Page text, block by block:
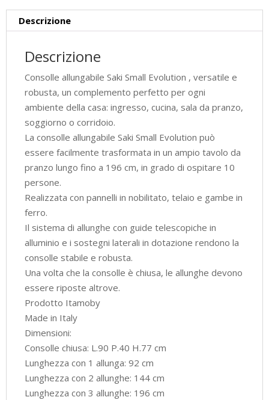
quantità
Descrizione
Descrizione
Consolle allungabile Saki Small Evolution , versatile e
robusta, un complemento perfetto per ogni
ambiente della casa: ingresso, cucina, sala da pranzo,
soggiorno o corridoio.
La consolle allungabile Saki Small Evolution può
essere facilmente trasformata in un ampio tavolo da
pranzo lungo fino a 196 cm, in grado di ospitare 10
persone.
Realizzata con pannelli in nobilitato, telaio e gambe in
ferro.
Il sistema di allunghe con guide telescopiche in
alluminio e i sostegni laterali in dotazione rendono la
consolle stabile e robusta.
Una volta che la consolle è chiusa, le allunghe devono
essere riposte altrove.
Prodotto Itamoby
Made in Italy
Dimensioni:
Consolle chiusa: L.90 P.40 H.77 cm
Lunghezza con 1 allunga: 92 cm
Lunghezza con 2 allunghe: 144 cm
Lunghezza con 3 allunghe: 196 cm